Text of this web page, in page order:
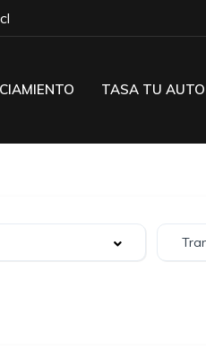
TASA TU AUTO